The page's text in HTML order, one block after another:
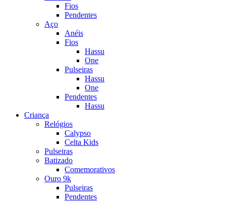
Fios
Pendentes
Aço
Anéis
Fios
Hassu
One
Pulseiras
Hassu
One
Pendentes
Hassu
Criança
Relógios
Calypso
Celta Kids
Pulseiras
Batizado
Comemorativos
Ouro 9k
Pulseiras
Pendentes